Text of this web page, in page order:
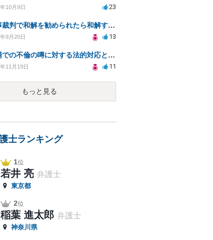
10月9日 23
民事裁判で和解を勧められたら和解するしかないか？判決で大きく結果が変わることはありますか？
9月20日 13
職場での不倫の噂に対する法的対応と解決策について
11月19日 11
もっと見る
士ランキング
1位
若井 亮 弁護士
東京都
2位
稲葉 進太郎 弁護士
神奈川県